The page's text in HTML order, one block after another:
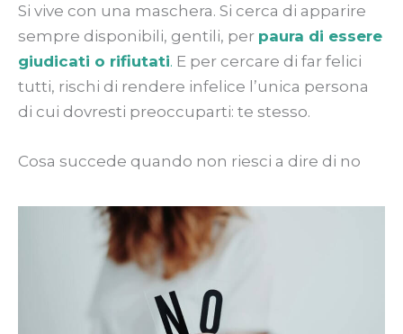
Si vive con una maschera. Si cerca di apparire
sempre disponibili, gentili, per paura di essere
giudicati o rifiutati. E per cercare di far felici
tutti, rischi di rendere infelice l’unica persona
di cui dovresti preoccuparti: te stesso.
Cosa succede quando non riesci a dire di no